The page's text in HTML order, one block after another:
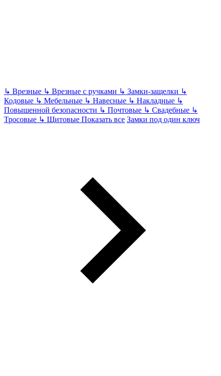
↳ Врезные ↳ Врезные с ручками ↳ Замки-защелки ↳
Кодовые ↳ Мебельные ↳ Навесные ↳ Накладные ↳
Повышенной безопасности ↳ Почтовые ↳ Свадебные ↳
Тросовые ↳ Щитовые Показать все Замки под один ключ